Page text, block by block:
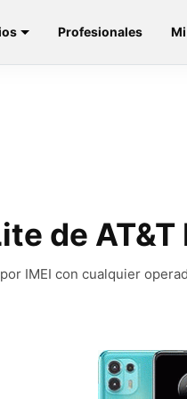
Profesionales
de
IMEI con cualquier